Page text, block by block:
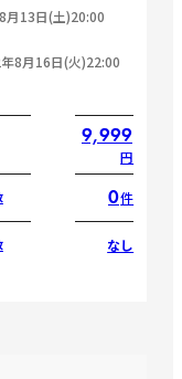
月13日(土)20:00
8月16日(火)22:00
9,999
円
0件
なし